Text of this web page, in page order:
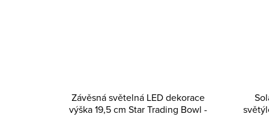
Závěsná světelná LED dekorace
výška 19,5 cm Star Trading Bowl -